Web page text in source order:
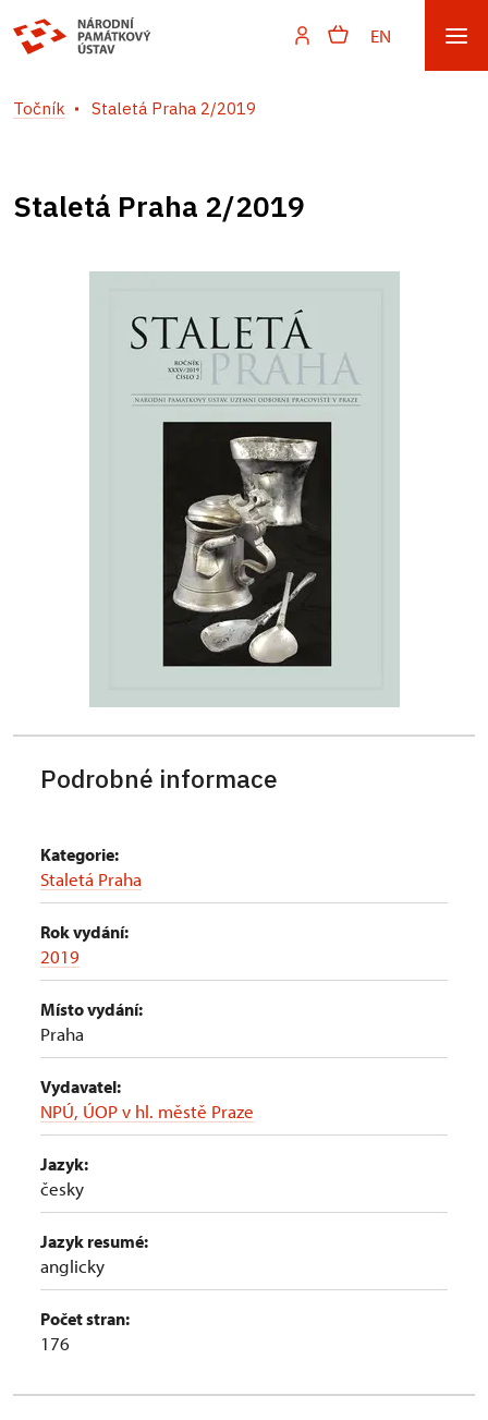
EN
Točník Staletá Praha 2/2019
Staletá Praha 2/2019
Podrobné informace
Kategorie:
Staletá Praha
Rok vydání:
2019
Místo vydání:
Praha
Vydavatel:
NPÚ, ÚOP v hl. městě Praze
Jazyk:
česky
Jazyk resumé:
anglicky
Počet stran:
176